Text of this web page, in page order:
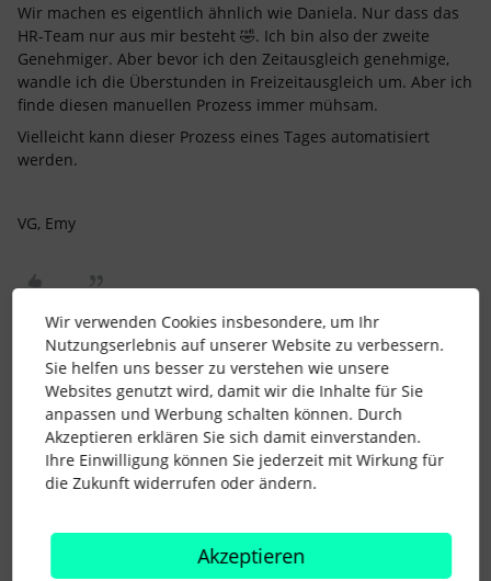
Wir machen es eigentlich ähnlich wie Daniela. Nur dass das
HR-Team nur aus mir besteht 🤣. Ich bin also der zweite
Genehmiger. Aber bevor ich den Zeitausgleich genehmige,
wandle ich die Überstunden in Freizeitausgleich um. Aber ich
finde diesen manuellen Prozess immer mühsam.
Vielleicht kann dieser Prozess eines Tages automatisiert
werden.
VG, Emy
mica Forum|Forum|1 year ago
welche Kategorie hast du bei der Abwesenheitsart hinterlegt?
Und hast du in den Arbeitszeitmodellen zusätzlich zu
“Minusstunden erfassen” auch “Minusstunden täglich
abziehen” eingestellt?
Wir verwenden Cookies insbesondere, um Ihr
Nutzungserlebnis auf unserer Website zu verbessern.
Sie helfen uns besser zu verstehen wie unsere
Websites genutzt wird, damit wir die Inhalte für Sie
anpassen und Werbung schalten können. Durch
Akzeptieren erklären Sie sich damit einverstanden.
Ihre Einwilligung können Sie jederzeit mit Wirkung für
die Zukunft widerrufen oder ändern.
Akzeptieren